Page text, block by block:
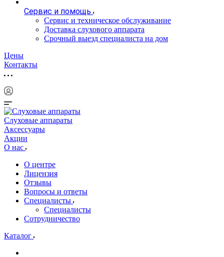
Сервис и помощь
Сервис и техническое обслуживание
Доставка слухового аппарата
Срочный выезд специалиста на дом
Цены
Контакты
Слуховые аппараты
Аксессуары
Акции
О нас
О центре
Лицензия
Отзывы
Вопросы и ответы
Специалисты
Специалисты
Сотрудничество
Каталог